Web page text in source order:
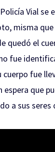
Vial se
misma
quedó el
fue
cuerpo fue
que
a sus seres